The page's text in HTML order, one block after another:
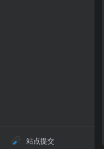
站点提交